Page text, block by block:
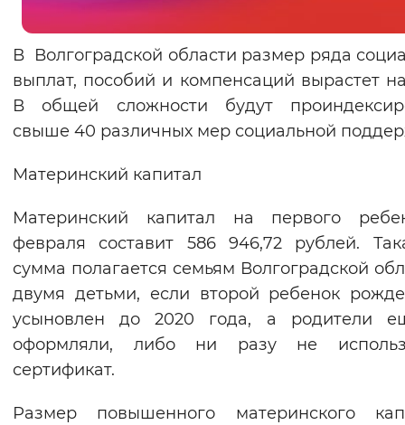
Звуковой ассистент
Воспроизвести Остановить
Вернуть стандартные настройки
В Волгоградской области размер ряда
выплат, пособий и компенсаций вырастет на
В общей сложности будут
свыше 40 различных мер социальной
Материнский капитал
Материнский капитал на первого
февраля составит 586 946,72 рублей.
сумма полагается семьям Волгоградской
двумя детьми, если второй ребенок
усыновлен до 2020 года, а родители
оформляли, либо ни разу не
сертификат.
Размер повышенного материнского